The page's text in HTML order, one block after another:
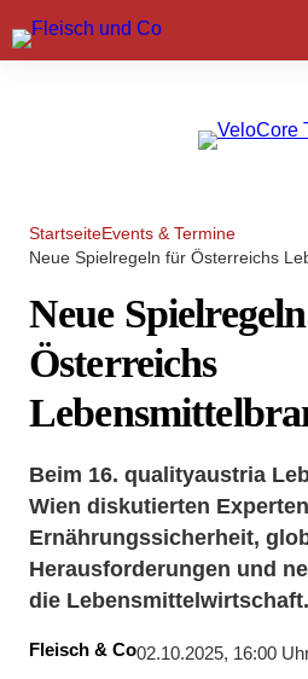
Marktführer
StartseiteEvents & Termine
Neue Spielregeln für Österreichs
Neue
Österreichs
Beim 16. qualityaustria
Wien diskutierten
Ernährungssicherheit,
Herausforderungen und
die Lebensmittelwirtschaft.
Fleisch & Co02.10.2025, 16:00